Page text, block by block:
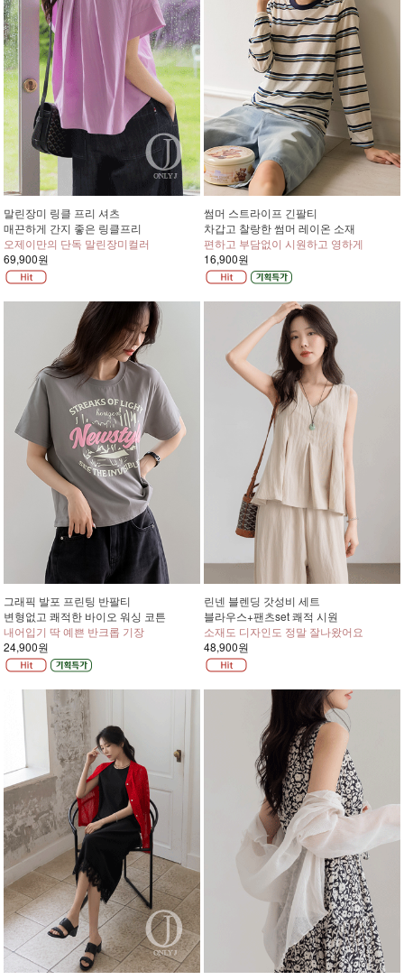
말린장미 링클 프리 셔츠
매끈하게 간지 좋은 링클프리
오제이만의 단독 말린장미컬러
69,900원
썸머 스트라이프 긴팔티
차갑고 찰랑한 썸머 레이온 소재
편하고 부담없이 시원하고 영하게
16,900원
그래픽 발포 프린팅 반팔티
변형없고 쾌적한 바이오 워싱 코튼
내어입기 딱 예쁜 반크롭 기장
24,900원
린넨 블렌딩 갓성비 세트
블라우스+팬츠set 쾌적 시원
소재도 디자인도 정말 잘나왔어요
48,900원